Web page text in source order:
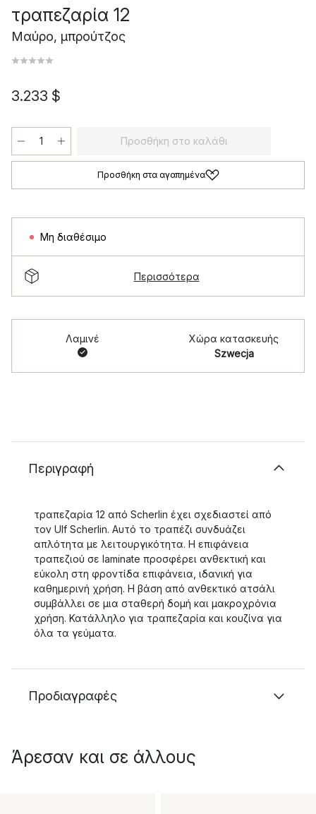
τραπεζαρία 12
Μαύρο, μπρούτζος
3.233 $
Προσθήκη στο καλάθι
Προσθήκη στα αγαπημένα
Μη διαθέσιμο
Περισσότερα
Λαμινέ
Χώρα κατασκευής
Szwecja
Περιγραφή
τραπεζαρία 12 από Scherlin έχει σχεδιαστεί από
τον Ulf Scherlin. Αυτό το τραπέζι συνδυάζει
απλότητα με λειτουργικότητα. Η επιφάνεια
τραπεζιού σε laminate προσφέρει ανθεκτική και
εύκολη στη φροντίδα επιφάνεια, ιδανική για
καθημερινή χρήση. Η βάση από ανθεκτικό ατσάλι
συμβάλλει σε μια σταθερή δομή και μακροχρόνια
χρήση. Κατάλληλο για τραπεζαρία και κουζίνα για
όλα τα γεύματα.
Προδιαγραφές
Άρεσαν και σε άλλους